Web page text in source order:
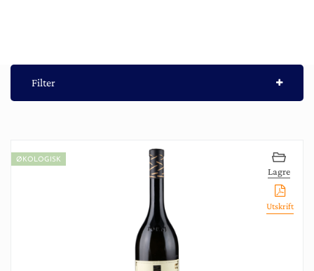
Filter
Utskrift
ØKOLOGISK
Lagre